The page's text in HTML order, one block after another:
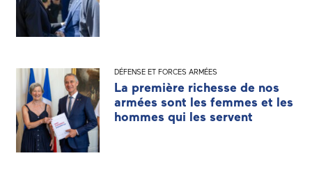
DÉFENSE ET FORCES ARMÉES
La première richesse de nos
armées sont les femmes et les
hommes qui les servent